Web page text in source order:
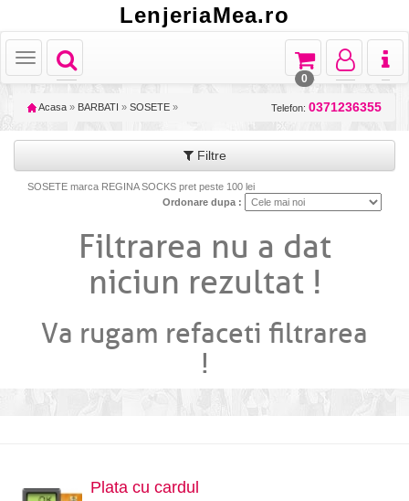
LenjeriaMea.ro
Toggle
navigation
Toggle
Toggle
navigation
Toggle
navigation
Toggle
navigation
0
Acasa » BARBATI » SOSETE » Telefon: 0371236355
Filtre
SOSETE marca REGINA SOCKS pret peste 100 lei
Ordonare dupa :
Filtrarea nu a dat
niciun rezultat !
Va rugam refaceti filtrarea
!
Plata cu cardul